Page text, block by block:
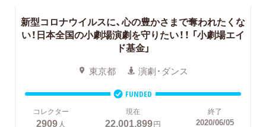
新型コロナウイルスに、心の豊かさまで奪われたくな
い！日本全国の小劇場演劇を守りたい！！ 「小劇場エイ
ド基金」
東京都 演劇・ダンス
FUNDED
コレクター
2909人
現在
22,001,899円
終了
2020/06/05